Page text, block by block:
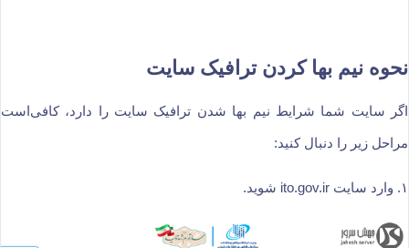
نحوه نیم بها کردن ترافیک سایت
اگر سایت شما شرایط نیم بها شدن ترافیک سایت را دارد، کافی‌است
مراحل زیر را دنبال کنید:
۱. وارد سایت ito.gov.ir شوید.